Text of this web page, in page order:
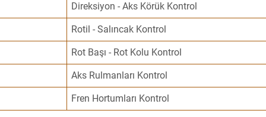
Direksiyon - Aks Körük Kontrol
Rotil - Salıncak Kontrol
Rot Başı - Rot Kolu Kontrol
Aks Rulmanları Kontrol
Fren Hortumları Kontrol